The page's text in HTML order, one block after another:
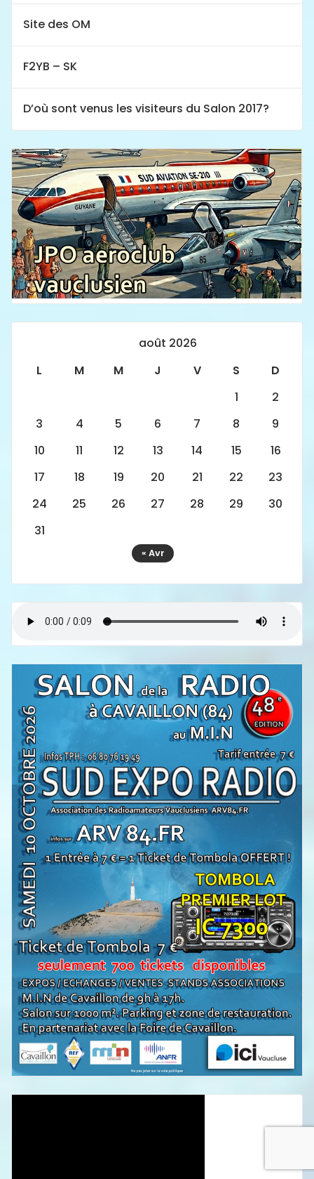
Site des OM
F2YB – SK
D’où sont venus les visiteurs du Salon 2017?
août 2026
L
M M J V S
D
1
2
3
4 5 6 7 8
9
10
11 12 13 14 15
16
17
18 19 20 21 22
23
24
25 26 27 28 29
30
31
« Avr